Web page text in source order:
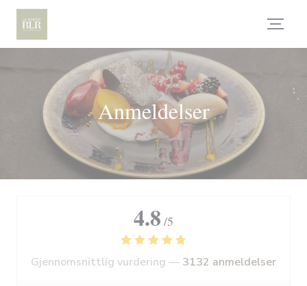
Panel for informasjonskapsler
Anmeldelser
4.8 /5
Gjennomsnittlig vurdering — 3132 anmeldelser